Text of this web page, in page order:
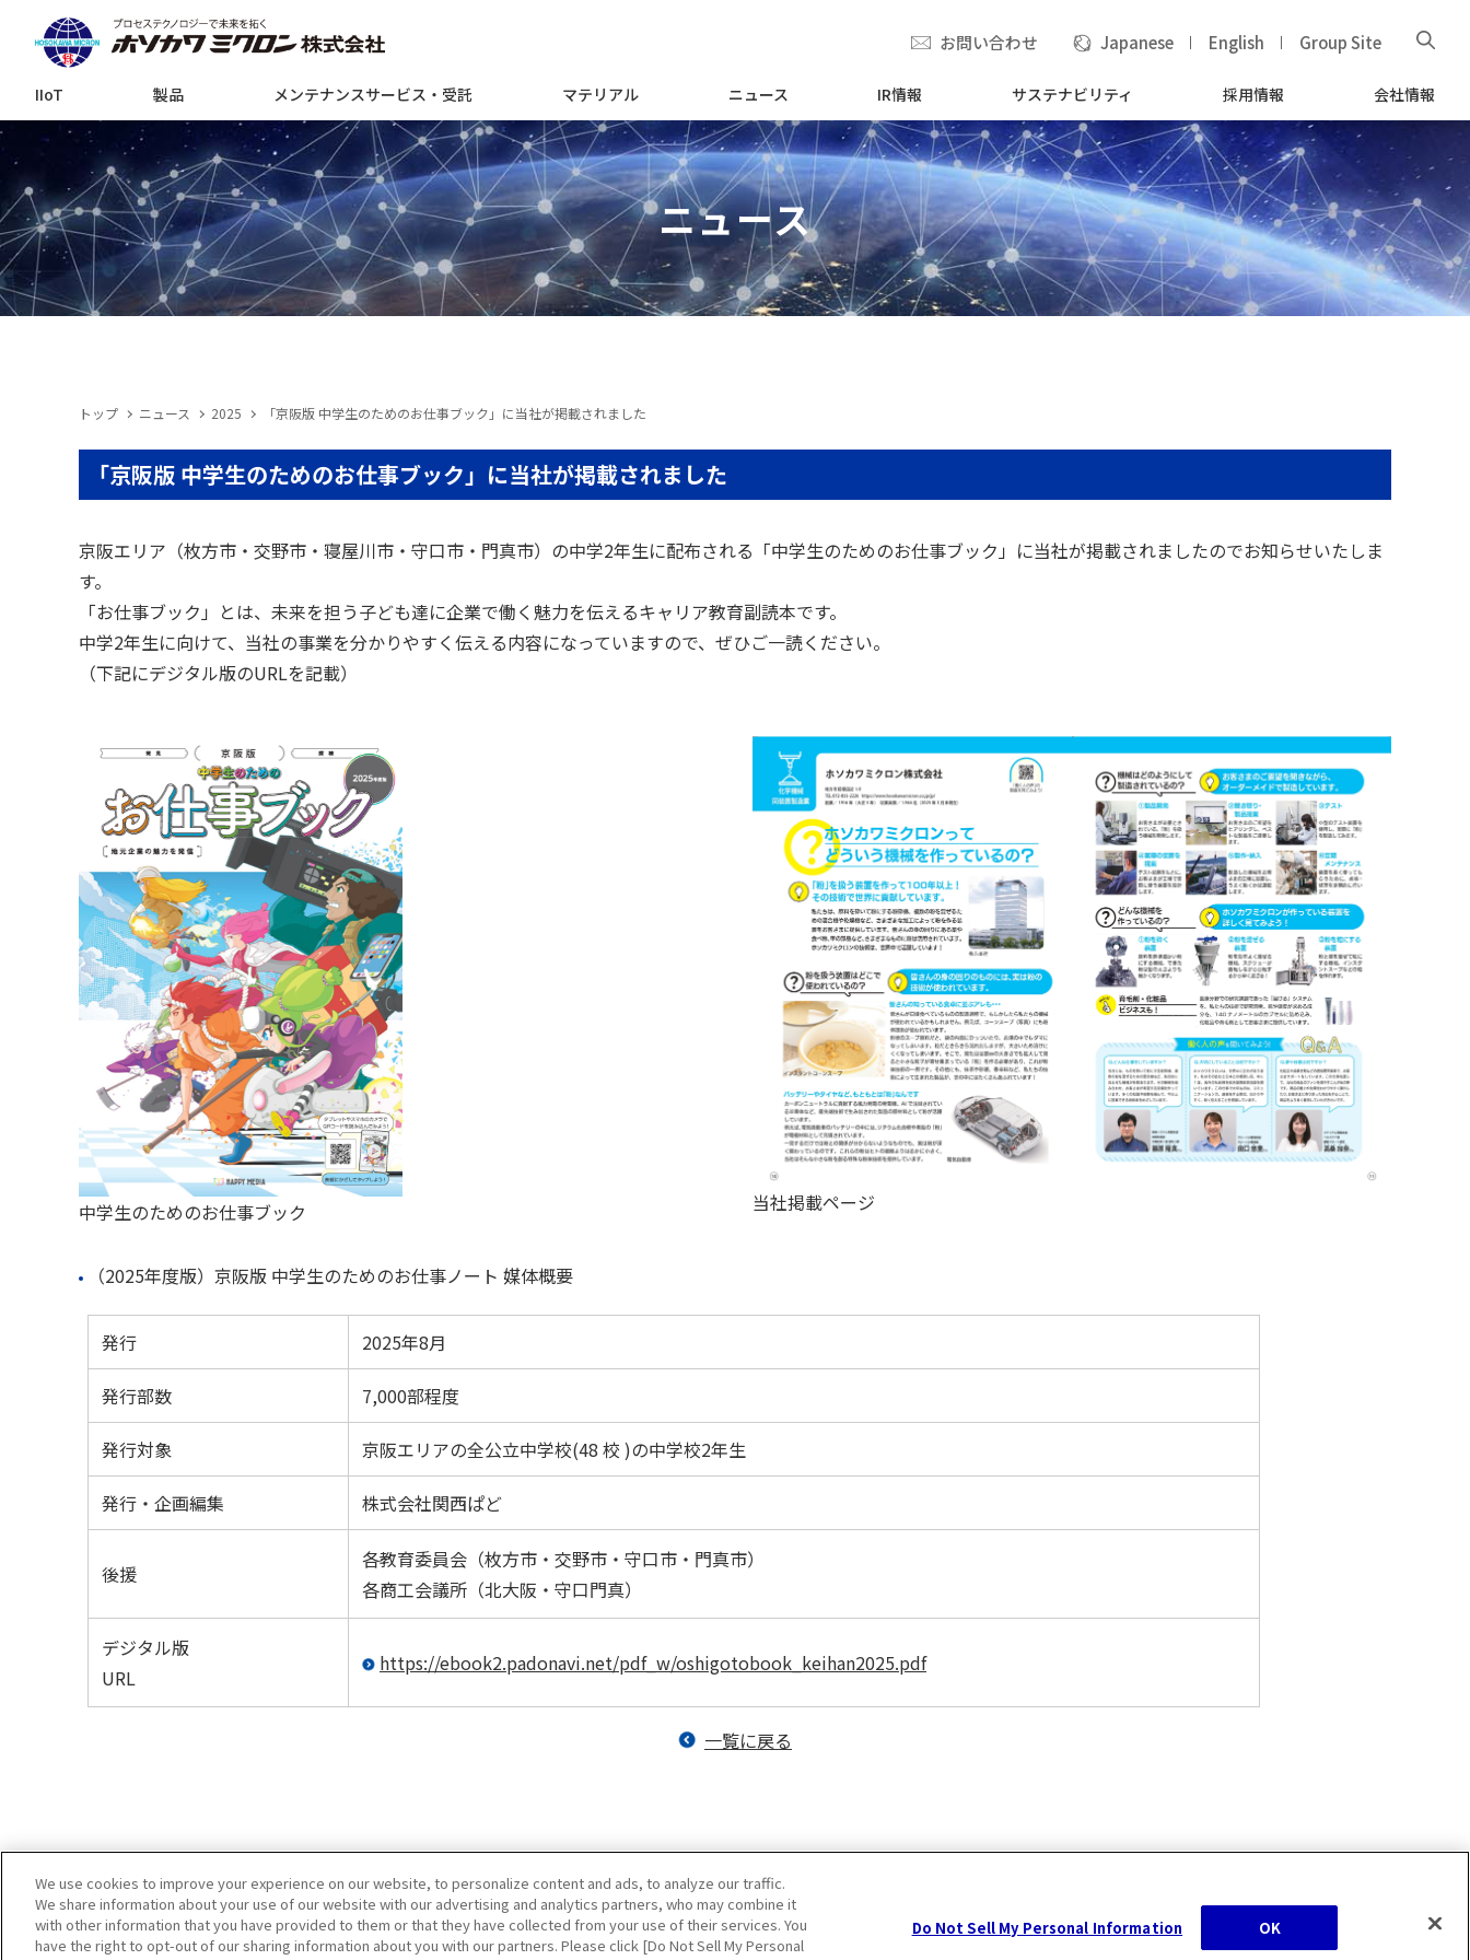
お問い合わせ Japanese English Group Site
IIoT 製品 メンテナンスサービス・受託 マテリアル ニュース IR情報 サステナビリティ 採用情報 会社情報
ニュース
トップ ニュース 2025 「京阪版 中学生のためのお仕事ブック」に当社が掲載されました
「京阪版 中学生のためのお仕事ブック」に当社が掲載されました
京阪エリア（枚方市・交野市・寝屋川市・守口市・門真市）の中学2年生に配布される「中学生のためのお仕事ブック」に当社が掲載されましたのでお知らせいたしま
す。
「お仕事ブック」とは、未来を担う子ども達に企業で働く魅力を伝えるキャリア教育副読本です。
中学2年生に向けて、当社の事業を分かりやすく伝える内容になっていますので、ぜひご一読ください。
（下記にデジタル版のURLを記載）
中学生のためのお仕事ブック 当社掲載ページ
（2025年度版）京阪版 中学生のためのお仕事ノート 媒体概要
発行 2025年8月
発行部数 7,000部程度
発行対象 京阪エリアの全公立中学校(48 校 )の中学校2年生
発行・企画編集 株式会社関西ぱど
後援
各教育委員会（枚方市・交野市・守口市・門真市）
各商工会議所（北大阪・守口門真）
デジタル版
URL
https://ebook2.padonavi.net/pdf_w/oshigotobook_keihan2025.pdf
一覧に戻る
We use cookies to improve your experience on our website, to personalize content and ads, to analyze our traffic.
We share information about your use of our website with our advertising and analytics partners, who may combine it
with other information that you have provided to them or that they have collected from your use of their services. You
have the right to opt-out of our sharing information about you with our partners. Please click [Do Not Sell My Personal
Do Not Sell My Personal Information OK